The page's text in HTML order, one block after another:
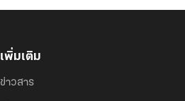
เพิ่มเติม
ข่าวสาร